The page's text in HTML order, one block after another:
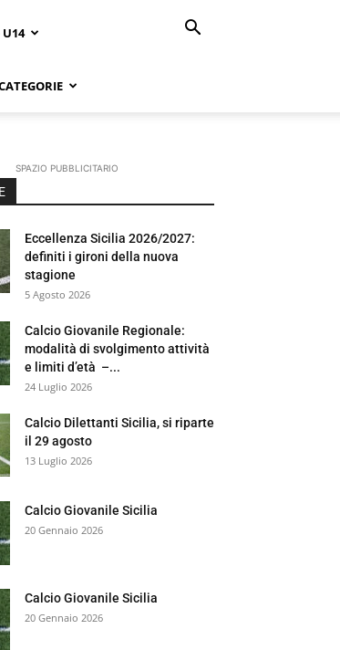
SPAZIO PUBBLICITARIO
Eccellenza Sicilia 2026/2027:
definiti i gironi della nuova
stagione
5 Agosto 2026
Calcio Giovanile Regionale:
modalità di svolgimento attività
e limiti d’età –...
24 Luglio 2026
Calcio Dilettanti Sicilia, si riparte
il 29 agosto
13 Luglio 2026
Calcio Giovanile Sicilia
20 Gennaio 2026
Calcio Giovanile Sicilia
20 Gennaio 2026